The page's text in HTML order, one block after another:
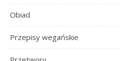
Obiad
Przepisy wegańskie